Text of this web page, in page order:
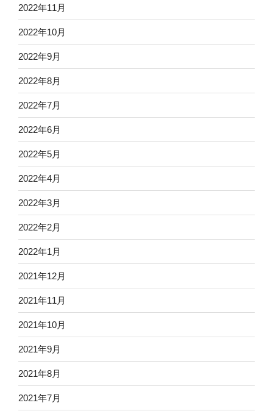
2022年11月
2022年10月
2022年9月
2022年8月
2022年7月
2022年6月
2022年5月
2022年4月
2022年3月
2022年2月
2022年1月
2021年12月
2021年11月
2021年10月
2021年9月
2021年8月
2021年7月